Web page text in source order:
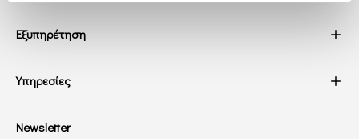
Εξυπηρέτηση
Υπηρεσίες
Newsletter